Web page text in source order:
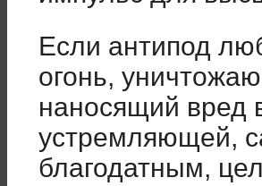
Если антипод
огонь,
наносящий вред
устремляющей,
благодатным,